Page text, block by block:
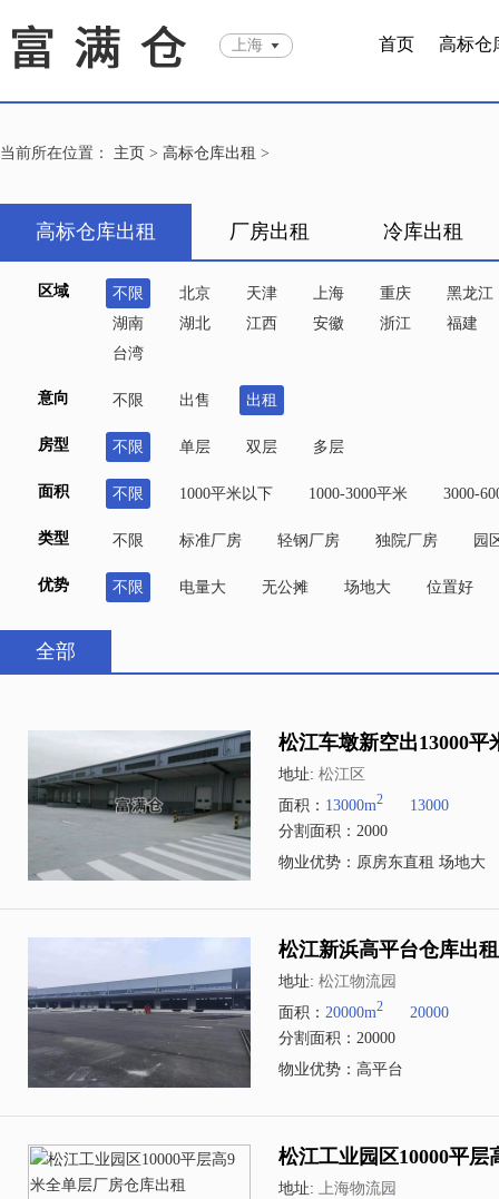
上海 首页 高标仓
当前所在位置： 主页 > 高标仓库出租 >
高标仓库出租 厂房出租 冷库出租
区域 不限 北京 天津 上海 重庆
黑龙江
湖南
湖北 江西 安徽 浙江
福建
台湾
意向 不限 出售 出租
房型 不限 单层 双层 多层
面积 不限 1000平米以下 1000-3000平米 3000-
类型 不限 标准厂房 轻钢厂房 独院厂房 园
优势 不限 电量大 无公摊 场地大 位置好
全部
松江车墩新空出13000
地址: 松江区
面积： 13000m2 13000
分割面积：2000
物业优势：原房东直租 场地大
松江新浜高平台仓库出
地址: 松江物流园
面积： 20000m2 20000
分割面积：20000
物业优势：高平台
松江工业园区10000平
地址: 上海物流园